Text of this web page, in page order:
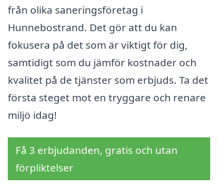
från olika saneringsföretag i
Hunnebostrand. Det gör att du kan
fokusera på det som är viktigt för dig,
samtidigt som du jämför kostnader och
kvalitet på de tjänster som erbjuds. Ta det
första steget mot en tryggare och renare
miljö idag!
Få 3 erbjudanden, gratis och utan
förpliktelser